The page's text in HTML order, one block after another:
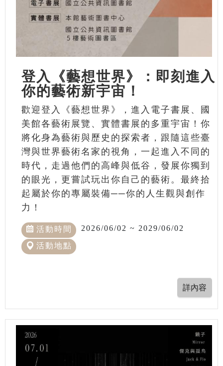
登入《藝想世界》：即刻進入
你的藝術新宇宙！
歡迎登入《藝想世界》，進入電子書展、國
美館各藝術展覽、實體書展的多重宇宙！你
將化身為藝術與歷史的探索者，跟隨這些臺
灣與世界藝術名家的視角，一起進入不同的
時代，走過他們的高峰與低谷，發展你獨到
的眼光，更嘗試玩出你自己的藝術。最終拾
起屬於你的專屬裝備──你的人生觀與創作
力！
活動時間 2026/06/02 ~ 2029/06/02
活動地點